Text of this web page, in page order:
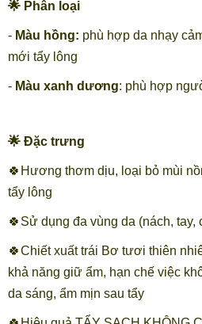
🌟 Phân loại
- Màu hồng: phù hợp da nhạy
mới tẩy lông
- Màu xanh dương: phù hợp
🌟 Đặc trưng
🍀Hương thơm dịu, loại bỏ mùi
tẩy lông
🍀Sử dụng đa vùng da (nách, tay,
🍀Chiết xuất trái Bơ tươi thiên
khả năng giữ ẩm, hạn chế việc
da sáng, ẩm mịn sau tẩy